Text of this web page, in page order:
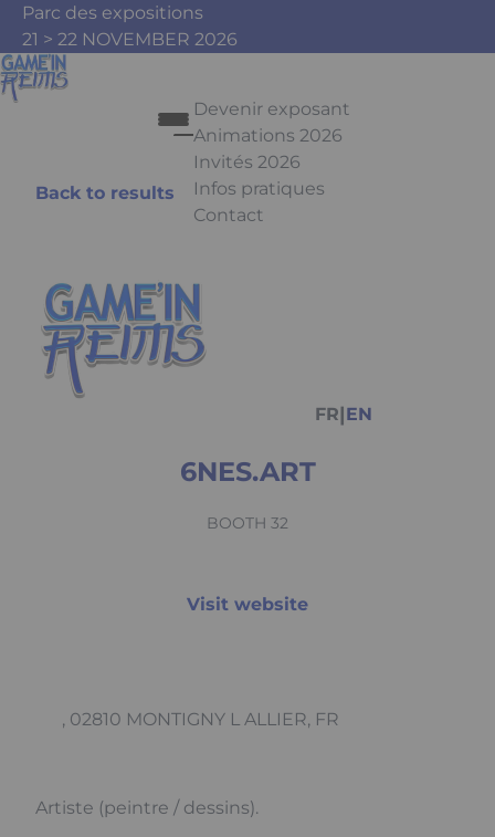
Skip to main content
Parc des expositions
21 > 22 NOVEMBER 2026
Devenir exposant
Animations 2026
Invités 2026
Infos pratiques
Contact
FR|EN
Back to results
6NES.ART
BOOTH 32
Visit website
, 02810 MONTIGNY L ALLIER, FR
Artiste (peintre / dessins).
Cookies management panel